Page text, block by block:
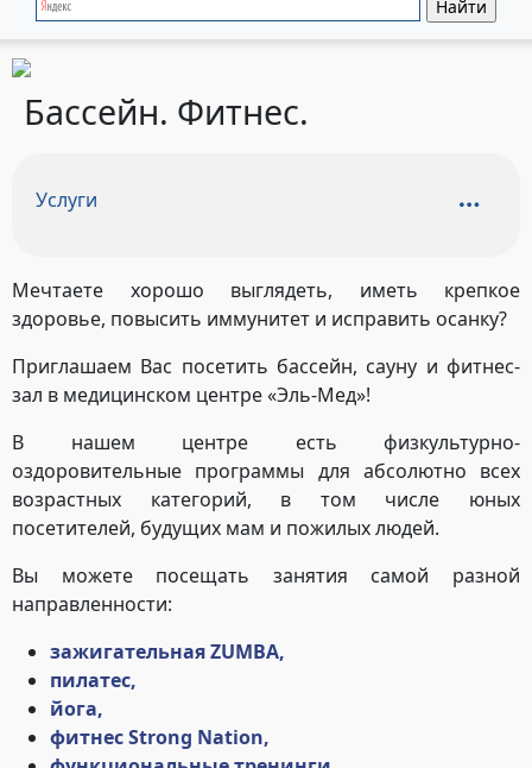
Бассейн. Фитнес.
Услуги
Мечтаете хорошо выглядеть, иметь крепкое
здоровье, повысить иммунитет и исправить осанку?
Приглашаем Вас посетить бассейн, сауну и фитнес-
зал в медицинском центре «Эль-Мед»!
В нашем центре есть физкультурно-
оздоровительные программы для абсолютно всех
возрастных категорий, в том числе юных
посетителей, будущих мам и пожилых людей.
Вы можете посещать занятия самой разной
направленности:
зажигательная ZUMBA,
пилатес,
йога,
фитнес Strong Nation,